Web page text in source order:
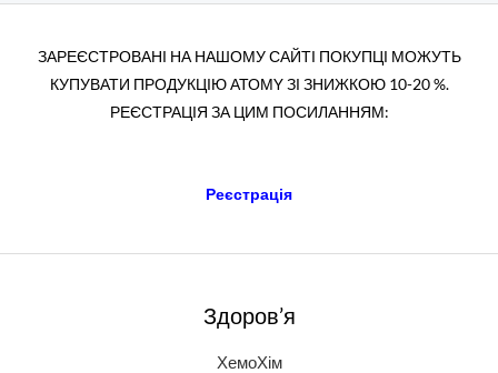
ЗАРЕЄСТРОВАНІ НА НАШОМУ САЙТІ ПОКУПЦІ МОЖУТЬ
КУПУВАТИ ПРОДУКЦІЮ АТОМY ЗІ ЗНИЖКОЮ 10-20 %.
РЕЄСТРАЦІЯ ЗА ЦИМ ПОСИЛАННЯМ:
Реєстрація
Здоров’я
ХемоХім